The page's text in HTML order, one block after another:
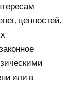
ценностей,
или в